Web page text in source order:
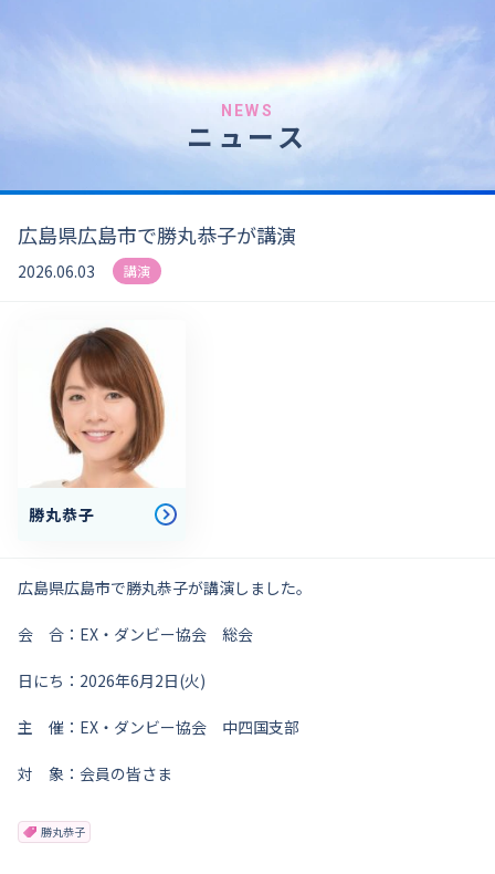
NEWS
ニュース
広島県広島市で勝丸恭子が講演
2026.06.03 講演
勝丸恭子
広島県広島市で勝丸恭子が講演しました。
会 合：EX・ダンビー協会 総会
日にち：2026年6月2日(火)
主 催：EX・ダンビー協会 中四国支部
対 象：会員の皆さま
勝丸恭子